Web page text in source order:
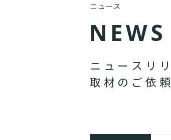
ニュース
N EWS
ニ ュ ー ス リ リ
取 材 の ご 依 頼